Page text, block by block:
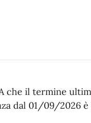
che il termine
dal 01/09/2026